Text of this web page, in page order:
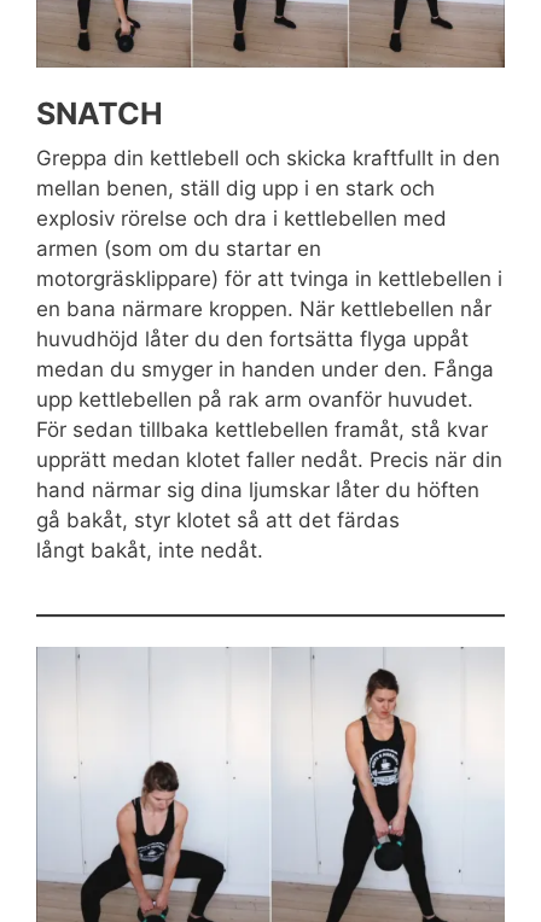
SNATCH
Greppa din kettlebell och skicka kraftfullt in den
mellan benen, ställ dig upp i en stark och
explosiv rörelse och dra i kettlebellen med
armen (som om du startar en
motorgräsklippare) för att tvinga in kettlebellen i
en bana närmare kroppen. När kettlebellen når
huvudhöjd låter du den fortsätta flyga uppåt
medan du smyger in handen under den. Fånga
upp kettlebellen på rak arm ovanför huvudet.
För sedan tillbaka kettlebellen framåt, stå kvar
upprätt medan klotet faller nedåt. Precis när din
hand närmar sig dina ljumskar låter du höften
gå bakåt, styr klotet så att det färdas
långt bakåt, inte nedåt.